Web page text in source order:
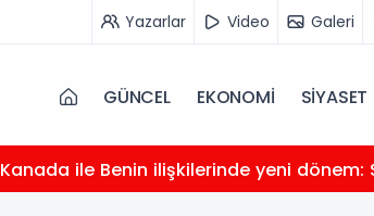
Yazarlar Video Galeri
GÜNCEL EKONOMİ SİYASET
Kanada ile Benin ilişkilerinde yeni